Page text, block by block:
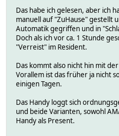
group
icon people_sensor
oldreadings .*
room
rr_realname alias
subType adult
userReadings state_old {
residentsInbed {
webCmd state
widgetOverride
cond:
0:
powerPlugged
1:
2:
powerPlugged
3:
0:
&STATE
Das habe ich gelesen, aber ich
manuell auf "ZuHause" gestellt
Automatik gegriffen und in
Doch als ich vor ca. 1 Stunde
"Verreist" im Resident.
Das kommt also nicht hin mit
Vorallem ist das früher ja nicht
einigen Tagen.
Das Handy loggt sich
und beide Varianten, sowohl
Handy als Present.